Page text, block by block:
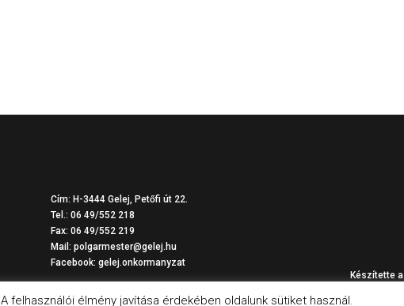
Cím: H-3444 Gelej, Petőfi út 22.
Tel.: 06 49/552 218
Fax: 06 49/552 219
Mail: polgarmester@gelej.hu
Facebook: gelej.onkormanyzat
Készítette a
A felhasználói élmény javítása érdekében oldalunk sütiket használ.